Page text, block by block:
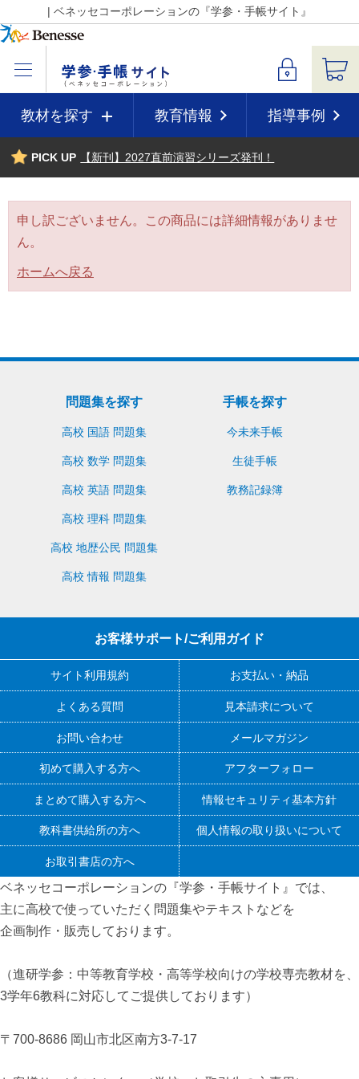
| ベネッセコーポレーションの『学参・手帳サイト』
教材を探す 教育情報 指導事例
PICK UP 【新刊】2027直前演習シリーズ発刊！
申し訳ございません。この商品には詳細情報がありませ
ん。
ホームへ戻る
問題集を探す
高校 国語 問題集
高校 数学 問題集
高校 英語 問題集
高校 理科 問題集
高校 地歴公民 問題集
高校 情報 問題集
手帳を探す
今未来手帳
生徒手帳
教務記録簿
お客様サポート/ご利用ガイド
サイト利用規約 お支払い・納品
よくある質問 見本請求について
お問い合わせ メールマガジン
初めて購入する方へ アフターフォロー
まとめて購入する方へ 情報セキュリティ基本方針
教科書供給所の方へ 個人情報の取り扱いについて
お取引書店の方へ
ベネッセコーポレーションの『学参・手帳サイト』 では、
主に高校で使っていただく問題集やテキストなどを
企画制作・販売しております。
（進研学参：中等教育学校・高等学校向けの学校専売教材を、
3学年6教科に対応してご提供しております）
〒700-8686 岡山市北区南方3-7-17